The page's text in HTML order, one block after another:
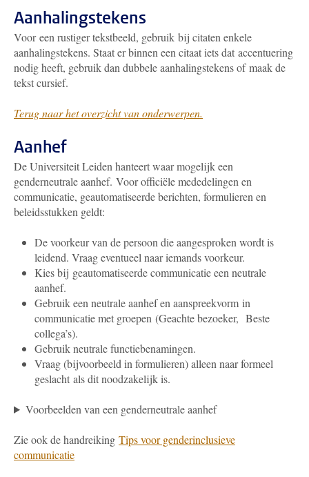
Aanhalingstekens
Voor een rustiger tekstbeeld, gebruik bij citaten enkele
aanhalingstekens. Staat er binnen een citaat iets dat accentuering
nodig heeft, gebruik dan dubbele aanhalingstekens of maak de
tekst cursief.
Terug naar het overzicht van onderwerpen.
Aanhef
De Universiteit Leiden hanteert waar mogelijk een
genderneutrale aanhef. Voor officiële mededelingen en
communicatie, geautomatiseerde berichten, formulieren en
beleidsstukken geldt:
De voorkeur van de persoon die aangesproken wordt is
leidend. Vraag eventueel naar iemands voorkeur.
Kies bij geautomatiseerde communicatie een neutrale
aanhef.
Gebruik een neutrale aanhef en aanspreekvorm in
communicatie met groepen (Geachte bezoeker, Beste
collega’s).
Gebruik neutrale functiebenamingen.
Vraag (bijvoorbeeld in formulieren) alleen naar formeel
geslacht als dit noodzakelijk is.
Voorbeelden van een genderneutrale aanhef
Zie ook de handreiking Tips voor genderinclusieve
communicatie